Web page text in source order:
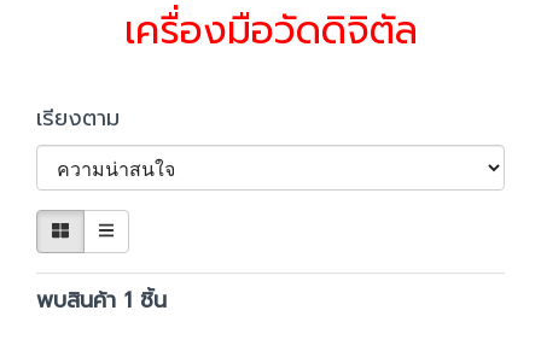
เครื่องมือวัดดิจิตัล
เรียงตาม
พบสินค้า 1 ชิ้น